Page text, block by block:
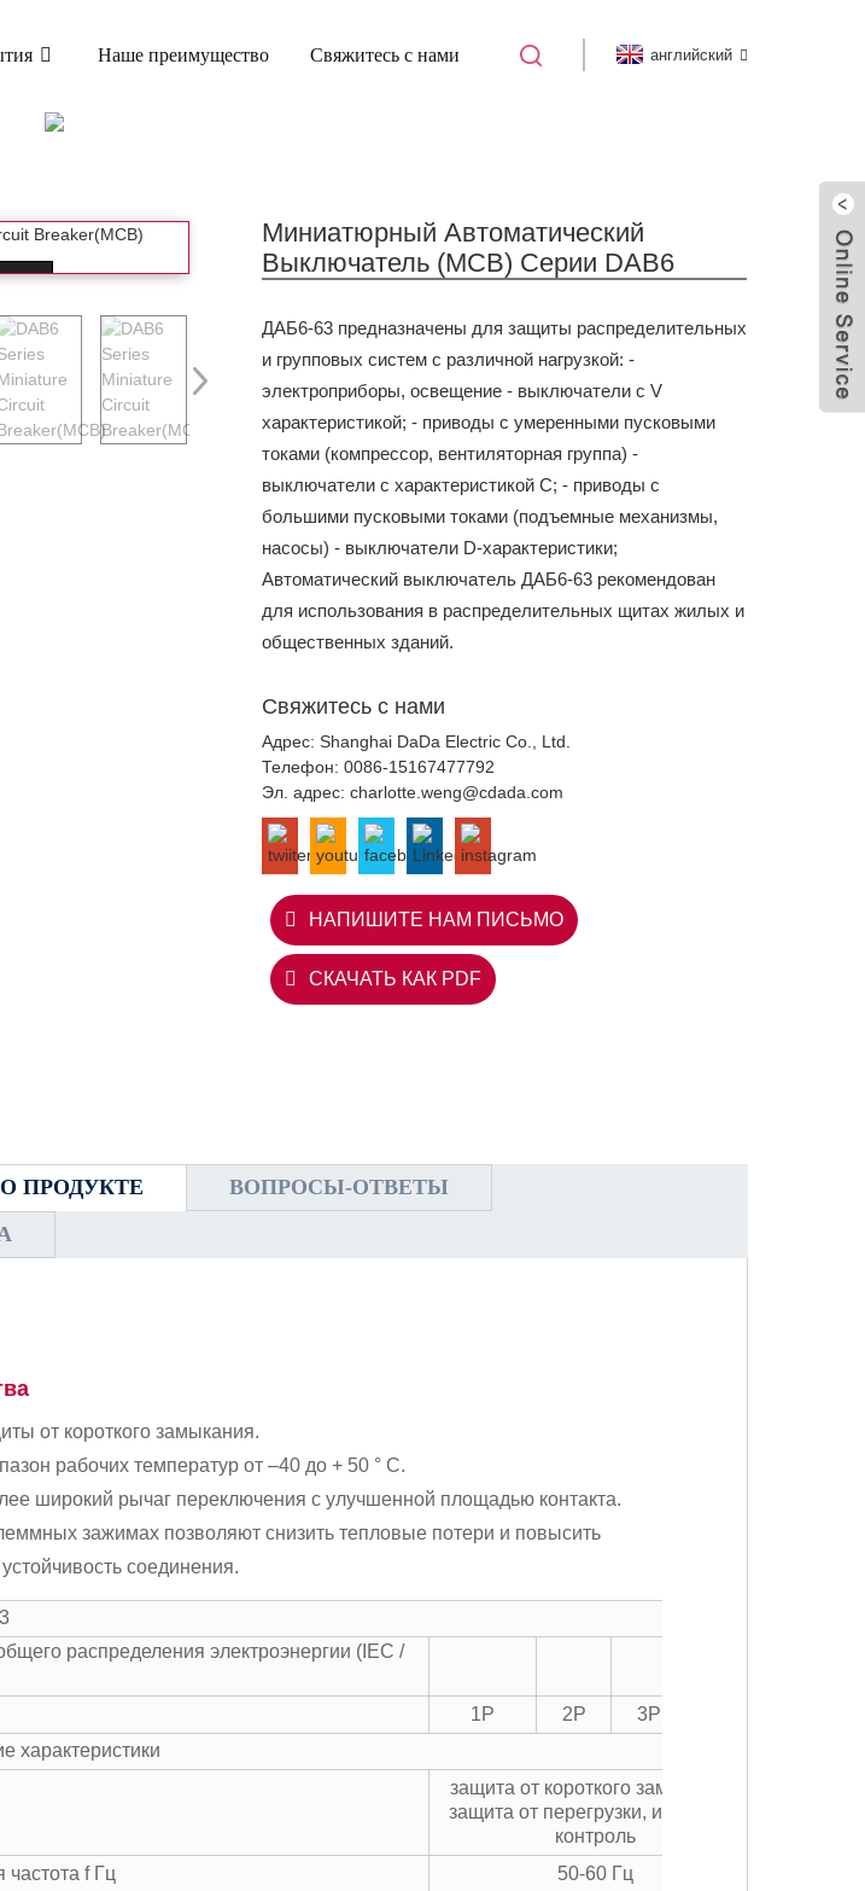
Наше преимущество Свяжитесь с нами английский
Миниатюрный Автоматический
Выключатель (MCB) Серии DAB6
ДАБ6-63 предназначены для защиты распределительных
и групповых систем с различной нагрузкой: -
электроприборы, освещение - выключатели с V
характеристикой; - приводы с умеренными пусковыми
токами (компрессор, вентиляторная группа) -
выключатели с характеристикой С; - приводы с
большими пусковыми токами (подъемные механизмы,
насосы) - выключатели D-характеристики;
Автоматический выключатель ДАБ6-63 рекомендован
для использования в распределительных щитах жилых и
общественных зданий.
Свяжитесь с нами
Адрес: Shanghai DaDa Electric Co., Ltd.
Телефон:0086-15167477792
Эл. адрес:charlotte.weng@cdada.com
НАПИШИТЕ НАМ ПИСЬМО
СКАЧАТЬ КАК PDF
ПРОДУКТЕ
ВОПРОСЫ-ОТВЕТЫ
от короткого замыкания.
рабочих температур от –40 до + 50 ° С.
широкий рычаг переключения с улучшенной площадью контакта.
зажимах позволяют снизить тепловые потери и повысить
соединения.
распределения электроэнергии (IEC /
1P 2P 3P
характеристики
защита от короткого замыкания,
защита от перегрузки, изоляция,
контроль
f Гц
50-60 Гц